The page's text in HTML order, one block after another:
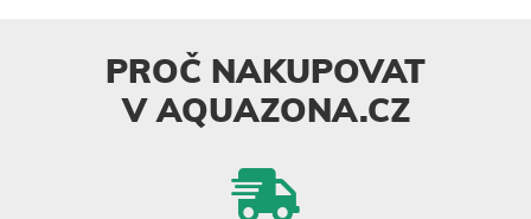
PROČ NAKUPOVAT
V AQUAZONA.CZ